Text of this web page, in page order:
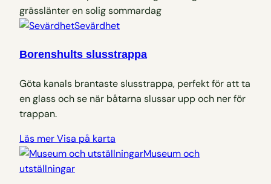
Sevärdhet
Borenshults slusstrappa
Göta kanals brantaste slusstrappa, perfekt för att ta
en glass och se när båtarna slussar upp och ner för
trappan.
Läs merVisa på karta
Museum och
utställningar